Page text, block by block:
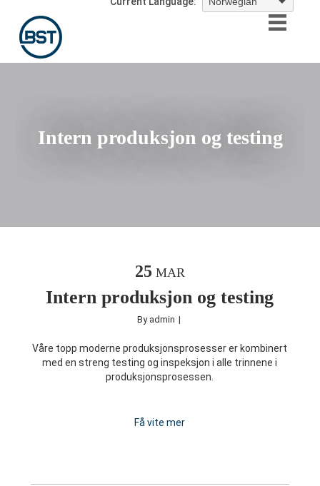
Intern produksjon og testing
25 MAR
Intern produksjon og testing
By admin |
Våre topp moderne produksjonsprosesser er kombinert
med en streng testing og inspeksjon i alle trinnene i
produksjonsprosessen.
Få vite mer